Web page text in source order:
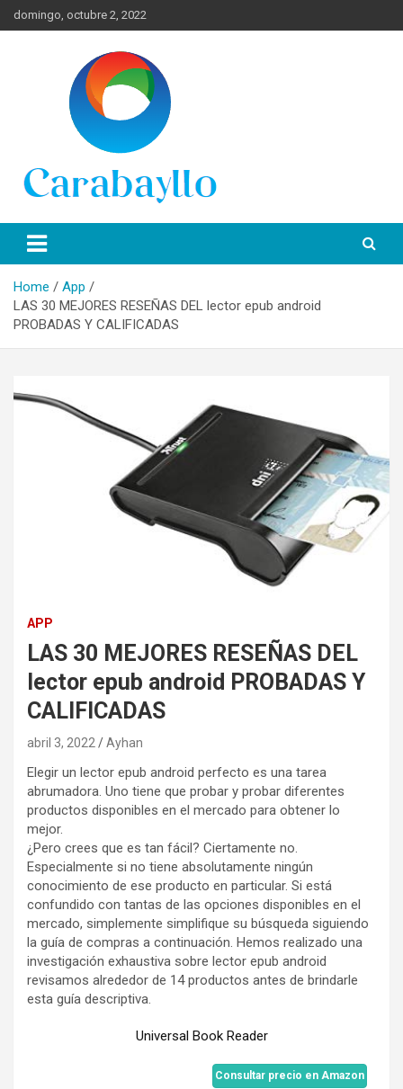
Skip
to
domingo, octubre 2, 2022
Portal de Lima Norte y
Carabayllo
información turística en español de toda España.
Home
App
LAS 30 MEJORES RESEÑAS DEL lector epub android
PROBADAS Y CALIFICADAS
APP
LAS 30 MEJORES RESEÑAS DEL
lector epub android PROBADAS Y
CALIFICADAS
abril 3, 2022 Ayhan
Elegir un lector epub android perfecto es una tarea
abrumadora. Uno tiene que probar y probar diferentes
productos disponibles en el mercado para obtener lo
mejor.
¿Pero crees que es tan fácil? Ciertamente no.
Especialmente si no tiene absolutamente ningún
conocimiento de ese producto en particular. Si está
confundido con tantas de las opciones disponibles en el
mercado, simplemente simplifique su búsqueda siguiendo
la guía de compras a continuación. Hemos realizado una
investigación exhaustiva sobre lector epub android
revisamos alrededor de 14 productos antes de brindarle
esta guía descriptiva.
Universal Book Reader
Consultar precio en Amazon